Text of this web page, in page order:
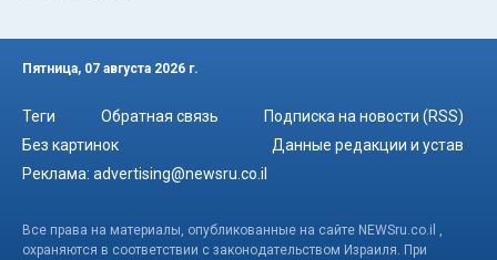
Пятница, 07 августа 2026 г.
Теги Обратная связь
Подписка на новости (RSS)
Без картинок
Данные редакции и устав
Реклама: advertising@newsru.co.il
Все права на материалы, опубликованные на сайте NEWSru.co.il ,
охраняются в соответствии с законодательством Израиля. При